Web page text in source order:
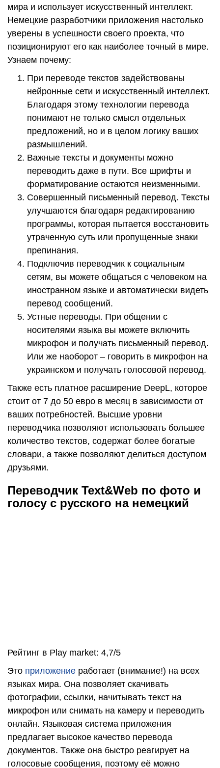
мира и использует искусственный интеллект.
Немецкие разработчики приложения настолько
уверены в успешности своего проекта, что
позиционируют его как наиболее точный в мире.
Узнаем почему:
При переводе текстов задействованы
нейронные сети и искусственный интеллект.
Благодаря этому технологии перевода
понимают не только смысл отдельных
предложений, но и в целом логику ваших
размышлений.
Важные тексты и документы можно
переводить даже в пути. Все шрифты и
форматирование остаются неизменными.
Совершенный письменный перевод. Тексты
улучшаются благодаря редактированию
программы, которая пытается восстановить
утраченную суть или пропущенные знаки
препинания.
Подключив переводчик к социальным
сетям, вы можете общаться с человеком на
иностранном языке и автоматически видеть
перевод сообщений.
Устные переводы. При общении с
носителями языка вы можете включить
микрофон и получать письменный перевод.
Или же наоборот – говорить в микрофон на
украинском и получать голосовой перевод.
Также есть платное расширение DeepL, которое
стоит от 7 до 50 евро в месяц в зависимости от
ваших потребностей. Высшие уровни
переводчика позволяют использовать большее
количество текстов, содержат более богатые
словари, а также позволяют делиться доступом
друзьями.
Переводчик Text&Web по фото и
голосу с русского на немецкий
Рейтинг в Play market: 4,7/5
Это приложение работает (внимание!) на всех
языках мира. Она позволяет скачивать
фотографии, ссылки, начитывать текст на
микрофон или снимать на камеру и переводить
онлайн. Языковая система приложения
предлагает высокое качество перевода
документов. Также она быстро реагирует на
голосовые сообщения, поэтому её можно